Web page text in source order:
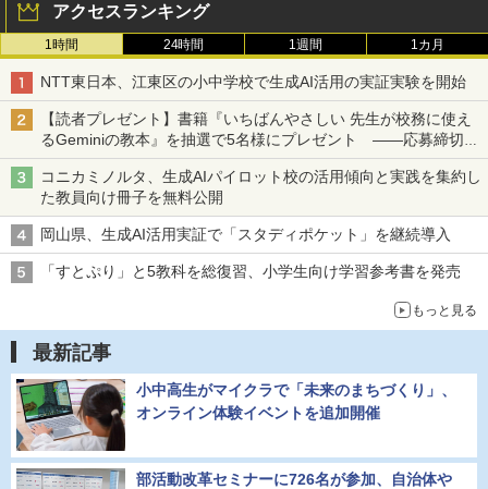
アクセスランキング
1時間 24時間 1週間 1カ月
NTT東日本、江東区の小中学校で生成AI活用の実証実験を開始
【読者プレゼント】書籍『いちばんやさしい 先生が校務に使え
るGeminiの教本』を抽選で5名様にプレゼント ――応募締切は
2026年8月12日（水）まで
コニカミノルタ、生成AIパイロット校の活用傾向と実践を集約し
た教員向け冊子を無料公開
岡山県、生成AI活用実証で「スタディポケット」を継続導入
「すとぷり」と5教科を総復習、小学生向け学習参考書を発売
もっと見る
最新記事
小中高生がマイクラで「未来のまちづくり」、
オンライン体験イベントを追加開催
部活動改革セミナーに726名が参加、自治体や